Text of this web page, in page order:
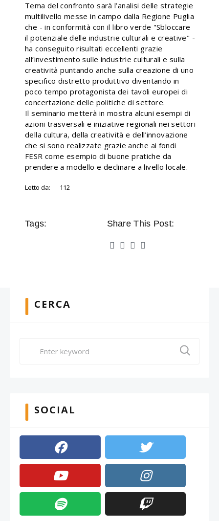
Tema del confronto sarà l’analisi delle strategie
multilivello messe in campo dalla Regione Puglia
che - in conformità con il libro verde "Sbloccare
il potenziale delle industrie culturali e creative" -
ha conseguito risultati eccellenti grazie
all’investimento sulle industrie culturali e sulla
creatività puntando anche sulla creazione di uno
specifico distretto produttivo diventando in
poco tempo protagonista dei tavoli europei di
concertazione delle politiche di settore.
Il seminario metterà in mostra alcuni esempi di
azioni trasversali e iniziative regionali nei settori
della cultura, della creatività e dell’innovazione
che si sono realizzate grazie anche ai fondi
FESR come esempio di buone pratiche da
prendere a modello e declinare a livello locale.
Letto da: 112
Tags: Share This Post:
CERCA
SOCIAL